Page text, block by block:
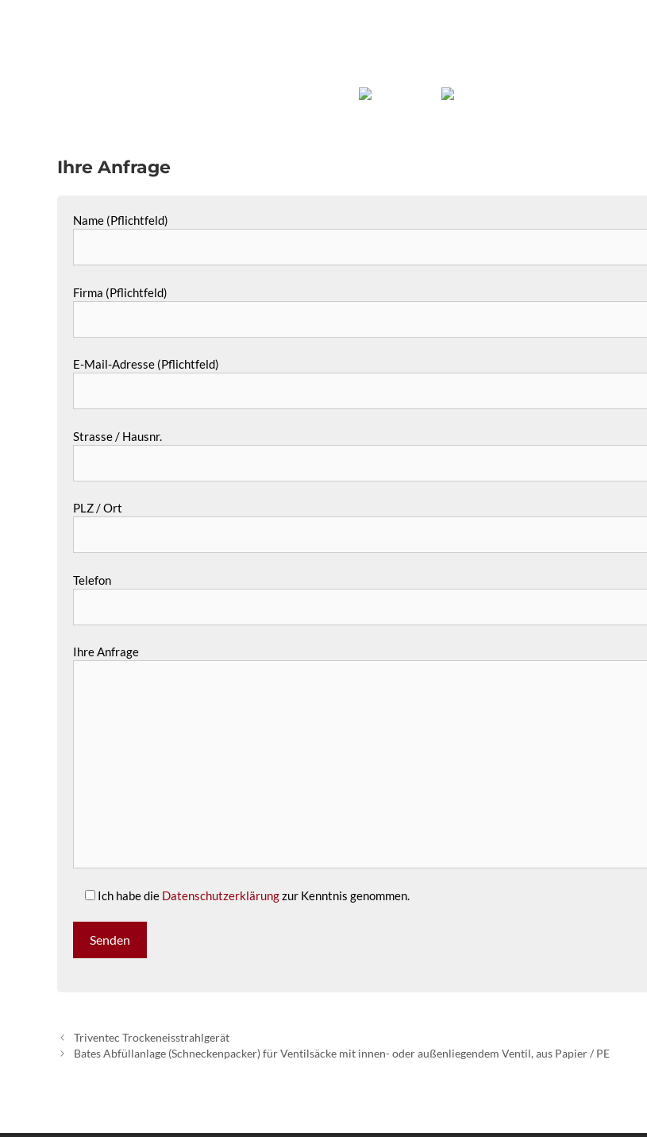
Ihre Anfrage
Name (Pflichtfeld)
Firma (Pflichtfeld)
E-Mail-Adresse (Pflichtfeld)
Strasse / Hausnr.
PLZ / Ort
Telefon
Ihre Anfrage
Ich habe die Datenschutzerklärungzur Kenntnis genommen.
Triventec Trockeneisstrahlgerät
Bates Abfüllanlage (Schneckenpacker) für Ventilsäcke mit innen- oder außenliegendem Ventil, aus Papier / PE